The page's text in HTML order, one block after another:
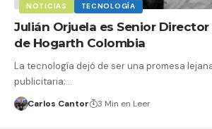
NOTICIAS TECNOLOGÍA
Julián Orjuela es Senior
de Hogarth Colombia
La tecnología dejó de ser una promesa
publicitaria;…
Carlos Cantor 3 Min en Leer